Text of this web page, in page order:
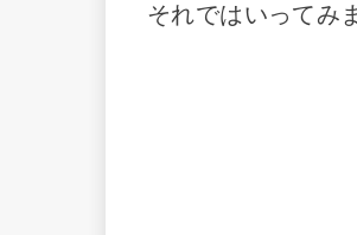
それではいってみ